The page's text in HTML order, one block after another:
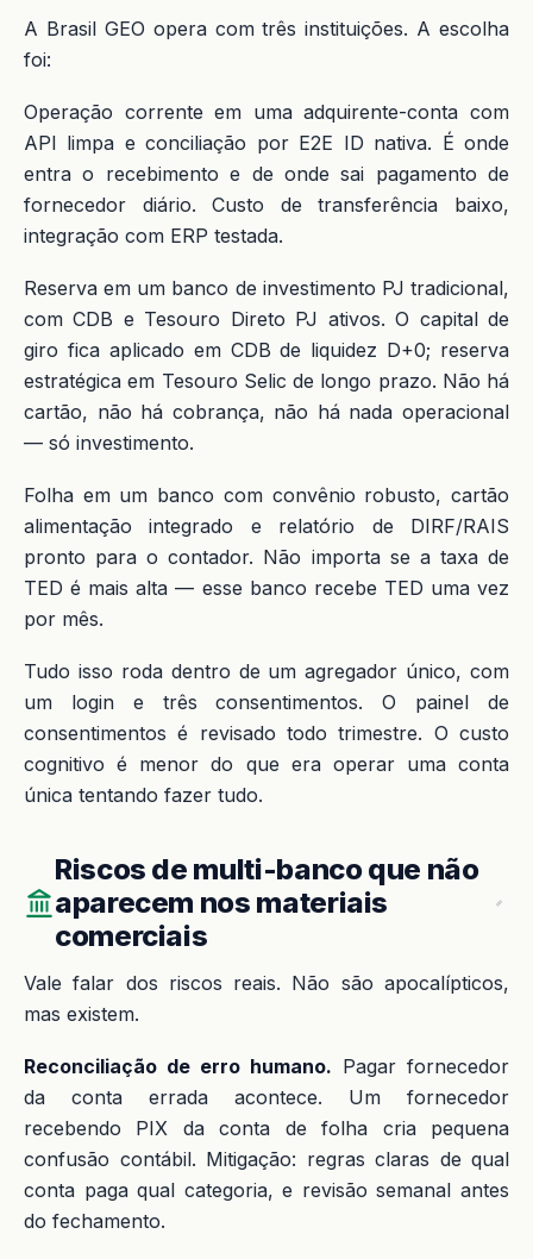
A Brasil GEO opera com três instituições. A escolha
foi:
Operação corrente em uma adquirente-conta com
API limpa e conciliação por E2E ID nativa. É onde
entra o recebimento e de onde sai pagamento de
fornecedor diário. Custo de transferência baixo,
integração com ERP testada.
Reserva em um banco de investimento PJ tradicional,
com CDB e Tesouro Direto PJ ativos. O capital de
giro fica aplicado em CDB de liquidez D+0; reserva
estratégica em Tesouro Selic de longo prazo. Não há
cartão, não há cobrança, não há nada operacional
— só investimento.
Folha em um banco com convênio robusto, cartão
alimentação integrado e relatório de DIRF/RAIS
pronto para o contador. Não importa se a taxa de
TED é mais alta — esse banco recebe TED uma vez
por mês.
Tudo isso roda dentro de um agregador único, com
um login e três consentimentos. O painel de
consentimentos é revisado todo trimestre. O custo
cognitivo é menor do que era operar uma conta
única tentando fazer tudo.
Riscos de multi-banco que não
aparecem nos materiais
comerciais
Vale falar dos riscos reais. Não são apocalípticos,
mas existem.
Reconciliação de erro humano. Pagar fornecedor
da conta errada acontece. Um fornecedor
recebendo PIX da conta de folha cria pequena
confusão contábil. Mitigação: regras claras de qual
conta paga qual categoria, e revisão semanal antes
do fechamento.